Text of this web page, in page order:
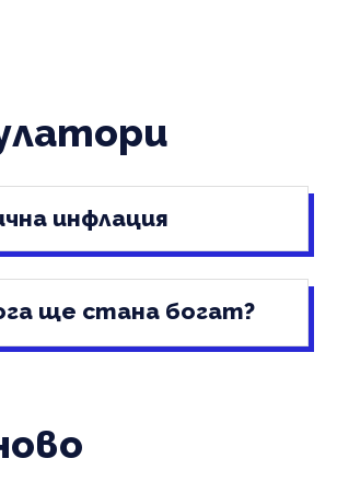
инфлация
ще стана богат?